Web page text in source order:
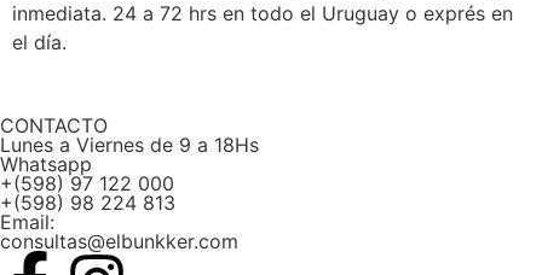
inmediata. 24 a 72 hrs en todo el Uruguay o exprés en
el día.
CONTACTO
Lunes a Viernes de 9 a 18Hs
Whatsapp
+(598) 97 122 000
+(598) 98 224 813
Email:
consultas@elbunkker.com